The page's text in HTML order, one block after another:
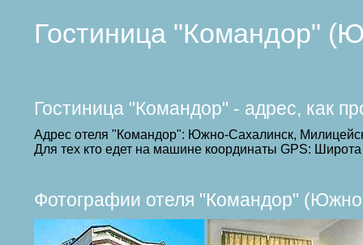
Гостиница "Командор"
Гостиница "Командор" - адрес, как
Адрес отеля "Командор": Южно-Сахалинск,
Для тех кто едет на машине координаты GPS:
Фотографии отеля "Командор"